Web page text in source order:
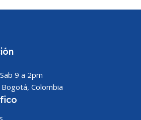
9 a 2pm
Colombia